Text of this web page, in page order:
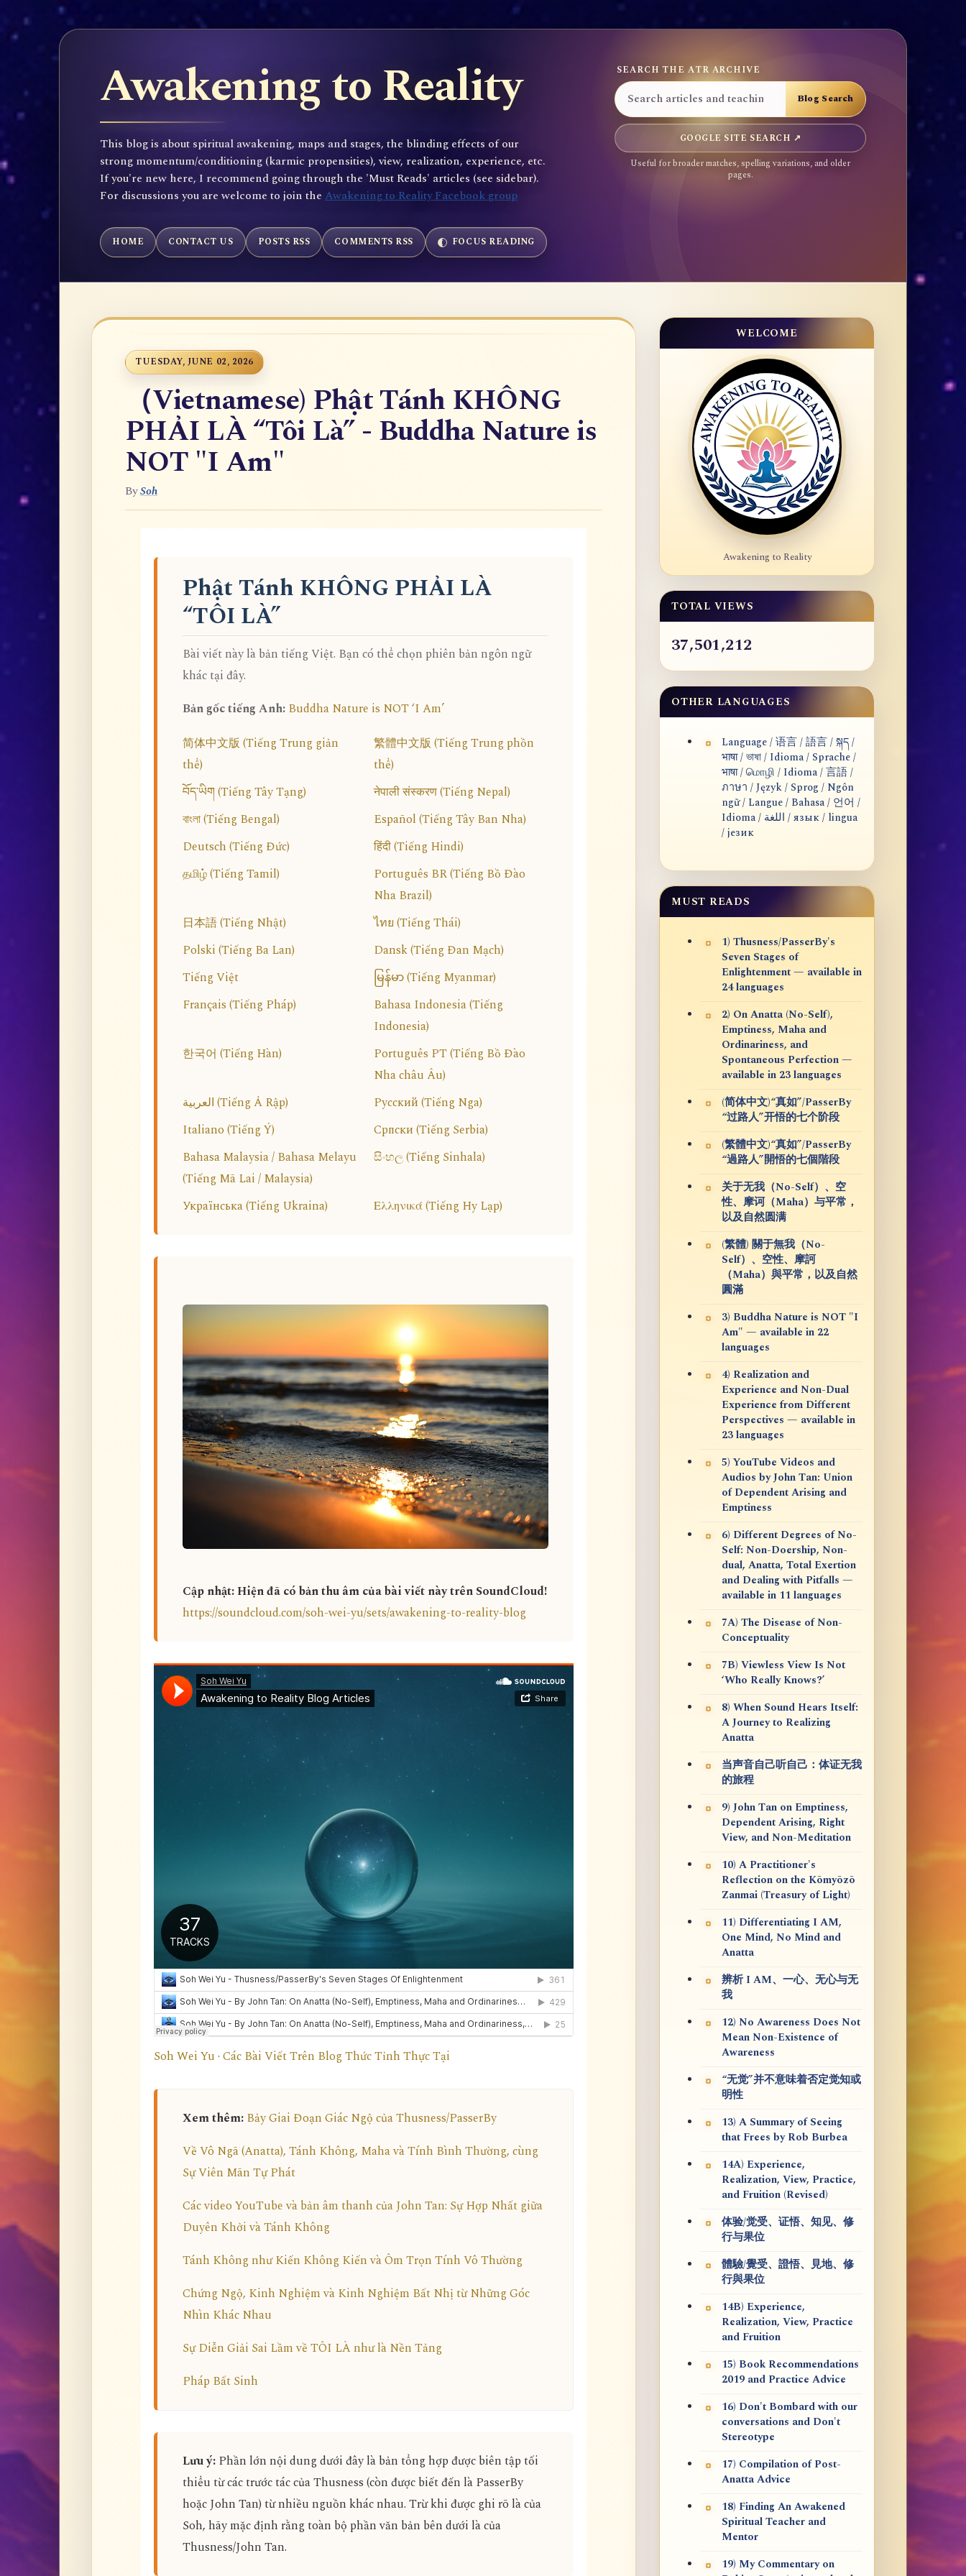
Awakening to Reality
This blog is about spiritual awakening, maps and stages, the blinding effects of our
strong momentum/conditioning (karmic propensities), view, realization, experience, etc.
If you're new here, I recommend going through the 'Must Reads' articles (see sidebar).
For discussions you are welcome to join the Awakening to Reality Facebook group
SEARCH THE ATR ARCHIVE
GOOGLE SITE SEARCH ↗
Useful for broader matches, spelling variations, and older
pages.
HOME CONTACT US POSTS RSS COMMENTS RSS FOCUS READING
TUESDAY, JUNE 02, 2026
（Vietnamese) Phật Tánh KHÔNG
PHẢI LÀ “Tôi Là” - Buddha Nature is
NOT "I Am"
BySoh
Phật Tánh KHÔNG PHẢI LÀ
“TÔI LÀ”
Bài viết này là bản tiếng Việt. Bạn có thể chọn phiên bản ngôn ngữ
khác tại đây.
Bản gốc tiếng Anh: Buddha Nature is NOT ‘I Am’
简体中文版 (Tiếng Trung giản
thể)
繁體中文版 (Tiếng Trung phồn
thể)
བོད་ཡིག (Tiếng Tây Tạng)
नेपाली संस्करण (Tiếng Nepal)
বাংলা (Tiếng Bengal)
Español (Tiếng Tây Ban Nha)
Deutsch (Tiếng Đức)
हिंदी (Tiếng Hindi)
தமிழ் (Tiếng Tamil)
Português BR (Tiếng Bồ Đào
Nha Brazil)
日本語 (Tiếng Nhật)
ไทย (Tiếng Thái)
Polski (Tiếng Ba Lan)
Dansk (Tiếng Đan Mạch)
Tiếng Việt
မြန်မာ (Tiếng Myanmar)
Français (Tiếng Pháp)
Bahasa Indonesia (Tiếng
Indonesia)
한국어 (Tiếng Hàn)
Português PT (Tiếng Bồ Đào
Nha châu Âu)
العربية (Tiếng Ả Rập)
Русский (Tiếng Nga)
Italiano (Tiếng Ý)
Српски (Tiếng Serbia)
Bahasa Malaysia / Bahasa Melayu
(Tiếng Mã Lai / Malaysia)
සිංහල (Tiếng Sinhala)
Українська (Tiếng Ukraina) Ελληνικά (Tiếng Hy Lạp)
Cập nhật: Hiện đã có bản thu âm của bài viết này trên SoundCloud!
https://soundcloud.com/soh-wei-yu/sets/awakening-to-reality-blog
Soh Wei Yu · Các Bài Viết Trên Blog Thức Tỉnh Thực Tại
Xem thêm: Bảy Giai Đoạn Giác Ngộ của Thusness/PasserBy
Về Vô Ngã (Anatta), Tánh Không, Maha và Tính Bình Thường, cùng
Sự Viên Mãn Tự Phát
Các video YouTube và bản âm thanh của John Tan: Sự Hợp Nhất giữa
Duyên Khởi và Tánh Không
Tánh Không như Kiến Không Kiến và Ôm Trọn Tính Vô Thường
Chứng Ngộ, Kinh Nghiệm và Kinh Nghiệm Bất Nhị từ Những Góc
Nhìn Khác Nhau
Sự Diễn Giải Sai Lầm về TÔI LÀ như là Nền Tảng
Pháp Bất Sinh
Lưu ý: Phần lớn nội dung dưới đây là bản tổng hợp được biên tập tối
thiểu từ các trước tác của Thusness (còn được biết đến là PasserBy
hoặc John Tan) từ nhiều nguồn khác nhau. Trừ khi được ghi rõ là của
Soh, hãy mặc định rằng toàn bộ phần văn bản bên dưới là của
Thusness/John Tan.
WELCOME
Awakening to Reality
TOTAL VIEWS
37,501,212
OTHER LANGUAGES
Language / 语言 / 語言 / སྐད /
भाषा / ভাষা / Idioma / Sprache /
भाषा / மொழி / Idioma / 言語 /
ภาษา / Język / Sprog / Ngôn
ngữ / Langue / Bahasa / 언어 /
Idioma / اللغة / язык / lingua
/ језик
MUST READS
1) Thusness/PasserBy's
Seven Stages of
Enlightenment — available in
24 languages
2) On Anatta (No-Self),
Emptiness, Maha and
Ordinariness, and
Spontaneous Perfection —
available in 23 languages
(简体中文)“真如”/PasserBy
“过路人”开悟的七个阶段
(繁體中文)“真如”/PasserBy
“過路人”開悟的七個階段
关于无我（No-Self）、空
性、摩诃（Maha）与平常，
以及自然圆满
(繁體) 關于無我（No-
Self）、空性、摩訶
（Maha）與平常，以及自然
圓滿
3) Buddha Nature is NOT "I
Am" — available in 22
languages
4) Realization and
Experience and Non-Dual
Experience from Different
Perspectives — available in
23 languages
5) YouTube Videos and
Audios by John Tan: Union
of Dependent Arising and
Emptiness
6) Different Degrees of No-
Self: Non-Doership, Non-
dual, Anatta, Total Exertion
and Dealing with Pitfalls —
available in 11 languages
7A) The Disease of Non-
Conceptuality
7B) Viewless View Is Not
‘Who Really Knows?’
8) When Sound Hears Itself:
A Journey to Realizing
Anatta
当声音自己听自己：体证无我
的旅程
9) John Tan on Emptiness,
Dependent Arising, Right
View, and Non-Meditation
10) A Practitioner's
Reflection on the Kōmyōzō
Zanmai (Treasury of Light)
11) Differentiating I AM,
One Mind, No Mind and
Anatta
辨析 I AM、一心、无心与无
我
12) No Awareness Does Not
Mean Non-Existence of
Awareness
“无觉”并不意味着否定觉知或
明性
13) A Summary of Seeing
that Frees by Rob Burbea
14A) Experience,
Realization, View, Practice,
and Fruition (Revised)
体验/觉受、证悟、知见、修
行与果位
體驗/覺受、證悟、見地、修
行與果位
14B) Experience,
Realization, View, Practice
and Fruition
15) Book Recommendations
2019 and Practice Advice
16) Don't Bombard with our
conversations and Don't
Stereotype
17) Compilation of Post-
Anatta Advice
18) Finding An Awakened
Spiritual Teacher and
Mentor
19) My Commentary on